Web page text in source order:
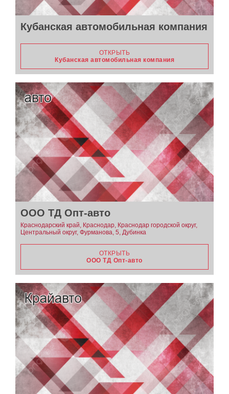
Кубанская автомобильная компания
ОТКРЫТЬ
Кубанская автомобильная компания
ООО ТД Опт-авто
Краснодарский край, Краснодар, Краснодар городской округ,
Центральный округ, Фурманова, 5, Дубинка
ОТКРЫТЬ
ООО ТД Опт-авто